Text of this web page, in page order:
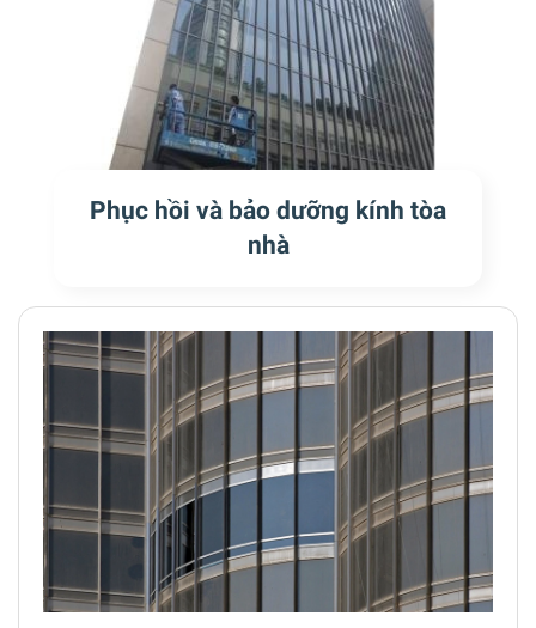
Phục hồi và bảo dưỡng kính tòa
nhà